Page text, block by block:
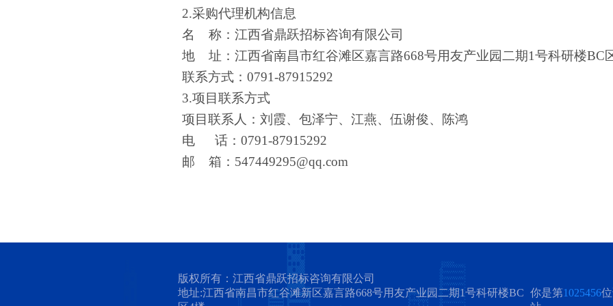
2.采购代理机构信息
名
称：江西省鼎跃招标咨询有限公司
地
址：江西省南昌市红谷滩区嘉言路668号用友产业园二期1号科研楼BC
联系方式： 0791-87915292
3.项目联系方式
项目联系人：刘霞、包泽宁、江燕、伍谢俊、陈鸿
电
话： 0791-87915292
邮
箱： 547449295@qq.com
版权所有：江西省鼎跃招标咨询有限公司
地址:江西省南昌市红谷滩新区嘉言路668号用友产业园二期1号科研楼BC
你是第1025456